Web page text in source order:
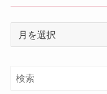
イ
ブ